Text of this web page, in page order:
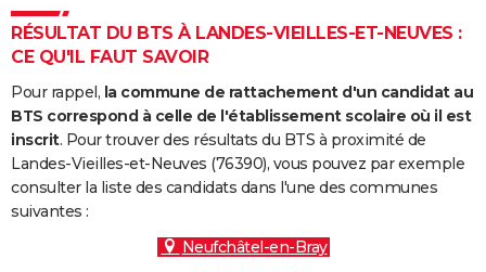
Carte de Noël
Carte Bonne année
Carte Saint-Valentin
Carte Pâques
Carte d'anniversaire
DICTIONNAIRE
Dictionnaire
Biographies
Citations
Expressions
Proverbes
PROGRAMME TV
COPAINS D'AVANT
S'inscrire
Se connecter
Lycées
Collèges
Primaires
Universités
Entreprises
Service militaire
Avis de recherche
AVIS DE DÉCÈS
FORUM
RÉSULTAT DU BTS À LANDES-VIEILLES-ET-NEUVES :
CE QU'IL FAUT SAVOIR
Pour rappel, la commune de rattachement d'un candidat au
BTS correspond à celle de l'établissement scolaire où il est
inscrit. Pour trouver des résultats du BTS à proximité de
Landes-Vieilles-et-Neuves (76390), vous pouvez par exemple
consulter la liste des candidats dans l'une des communes
suivantes :
Neufchâtel-en-Bray